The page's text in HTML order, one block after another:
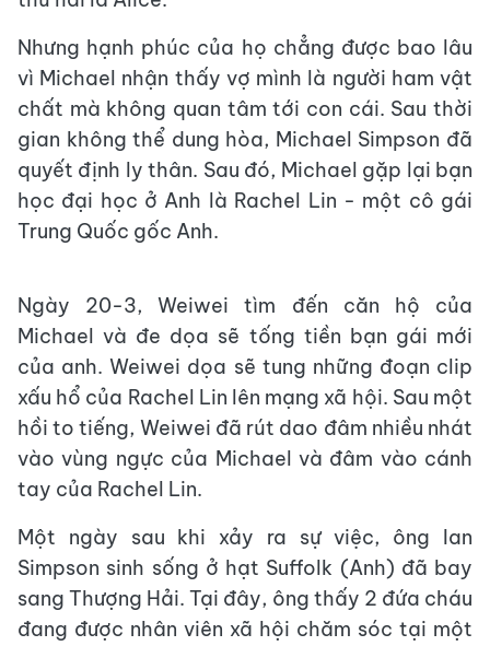
Nhưng hạnh phúc của họ chẳng được bao lâu
vì Michael nhận thấy vợ mình là người ham vật
chất mà không quan tâm tới con cái. Sau thời
gian không thể dung hòa, Michael Simpson đã
quyết định ly thân. Sau đó, Michael gặp lại bạn
học đại học ở Anh là Rachel Lin - một cô gái
Trung Quốc gốc Anh.
Ngày 20-3, Weiwei tìm đến căn hộ của
Michael và đe dọa sẽ tống tiền bạn gái mới
của anh. Weiwei dọa sẽ tung những đoạn clip
xấu hổ của Rachel Lin lên mạng xã hội. Sau một
hồi to tiếng, Weiwei đã rút dao đâm nhiều nhát
vào vùng ngực của Michael và đâm vào cánh
tay của Rachel Lin.
Một ngày sau khi xảy ra sự việc, ông Ian
Simpson sinh sống ở hạt Suffolk (Anh) đã bay
sang Thượng Hải. Tại đây, ông thấy 2 đứa cháu
đang được nhân viên xã hội chăm sóc tại một